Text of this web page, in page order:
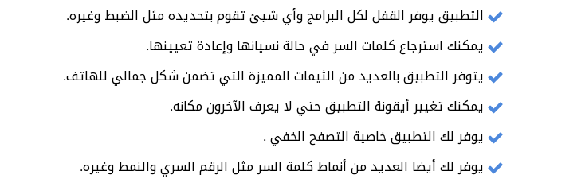
التطبيق يوفر القفل لكل البرامج وأي شيئ تقوم بتحديده مثل الضبط وغيره.
يمكنك استرجاع كلمات السر في حالة نسيانها وإعادة تعيينها.
يتوفر التطبيق بالعديد من الثيمات المميزة التي تضمن شكل جمالي للهاتف.
يمكنك تغيير أيقونة التطبيق حتي لا يعرف الآخرون مكانه.
يوفر لك التطبيق خاصية التصفح الخفي .
يوفر لك أيضا العديد من أنماط كلمة السر مثل الرقم السري والنمط وغيره.